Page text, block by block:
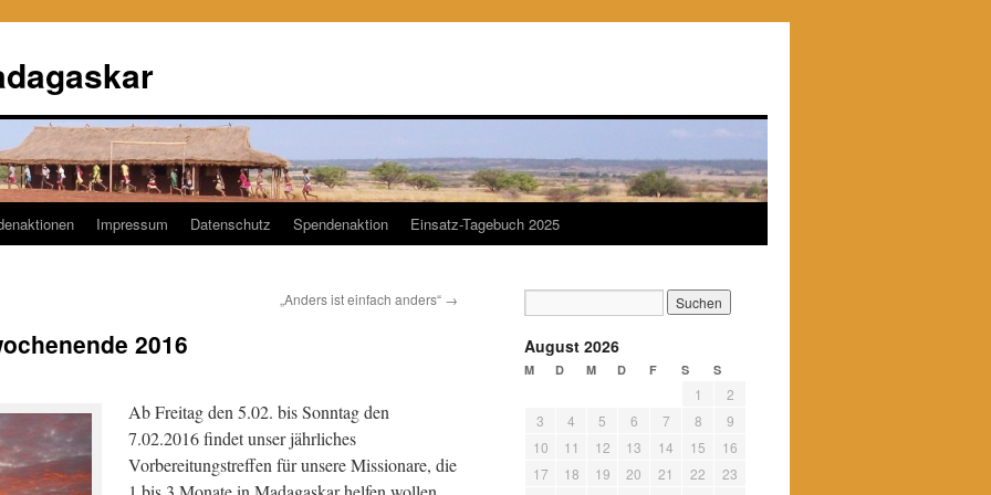
Impressum Datenschutz Spendenaktion Einsatz-Tagebuch 2025
„Anders ist einfach anders“ →
2016
Ab Freitag den 5.02. bis Sonntag den
7.02.2016 findet unser jährliches
Vorbereitungstreffen für unsere Missionare, die
August 2026
M D M D F S S
1
2
3
4 5 6 7 8
9
10
11 12 13 14 15
16
17
18 19 20 21 22
23